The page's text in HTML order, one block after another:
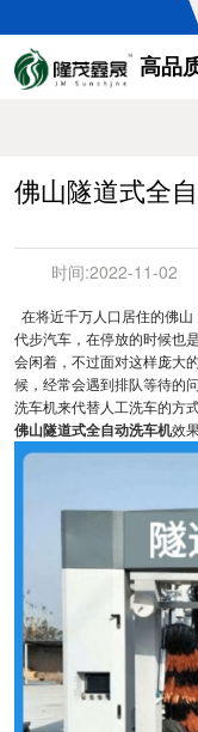
高品
佛山隧道式全
时间:2022-11-02
在将近千万人口居住的佛
代步汽车，在停放的时候也
会闲着，不过面对这样庞大
候，经常会遇到排队等待的
洗车机来代替人工洗车的方
佛山隧道式全自动洗车机效